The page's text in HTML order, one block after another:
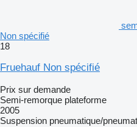
Non spécifié
18
Fruehauf Non spécifié
Prix sur demande
Semi-remorque plateforme
2005
Suspension pneumatique/